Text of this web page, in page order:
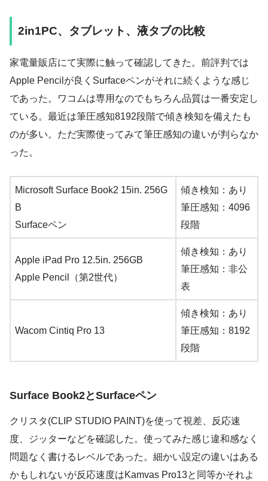
2in1PC、タブレット、液タブの比較
家電量販店にて実際に触って確認してきた。前評判では
Apple Pencilが良くSurfaceペンがそれに続くような感じ
であった。ワコムは専用なのでもちろん品質は一番安定し
ている。最近は筆圧感知8192段階で傾き検知を備えたも
のが多い。ただ実際使ってみて筆圧感知の違いが判らなか
った。
Microsoft Surface Book2 15in. 256G
B
Surfaceペン
傾き検知：あり
筆圧感知：4096
段階
Apple iPad Pro 12.5in. 256GB
Apple Pencil（第2世代）
傾き検知：あり
筆圧感知：非公
表
Wacom Cintiq Pro 13
傾き検知：あり
筆圧感知：8192
段階
Surface Book2とSurfaceペン
クリスタ(CLIP STUDIO PAINT)を使って視差、反応速
度、ジッターなどを確認した。使ってみた感じ違和感なく
問題なく書けるレベルであった。細かい設定の違いはある
かもしれないが反応速度はKamvas Pro13と同等かそれよ